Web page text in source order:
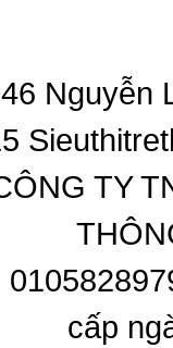
Nguyễn
TY
cấp